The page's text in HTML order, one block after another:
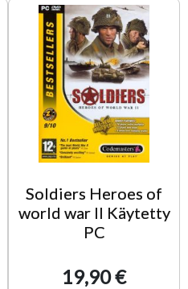
Soldiers Heroes of
world war II Käytetty
PC
19,90 €